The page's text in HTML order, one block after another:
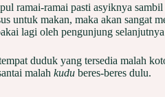
ramai-ramai pasti asyiknya
untuk makan, maka akan
lagi oleh pengunjung
duduk yang tersedia malah
malah kudu beres-beres dulu.